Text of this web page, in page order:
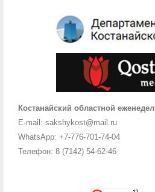
Костанайский областной
E-mail: sakshykost@mail.ru
WhatsApp: +7-776-701-74-04
Телефон: 8 (7142) 54-62-46